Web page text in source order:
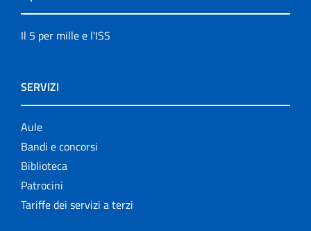
Il 5 per mille e l'ISS
SERVIZI
Aule
Bandi e concorsi
Biblioteca
Patrocini
Tariffe dei servizi a terzi